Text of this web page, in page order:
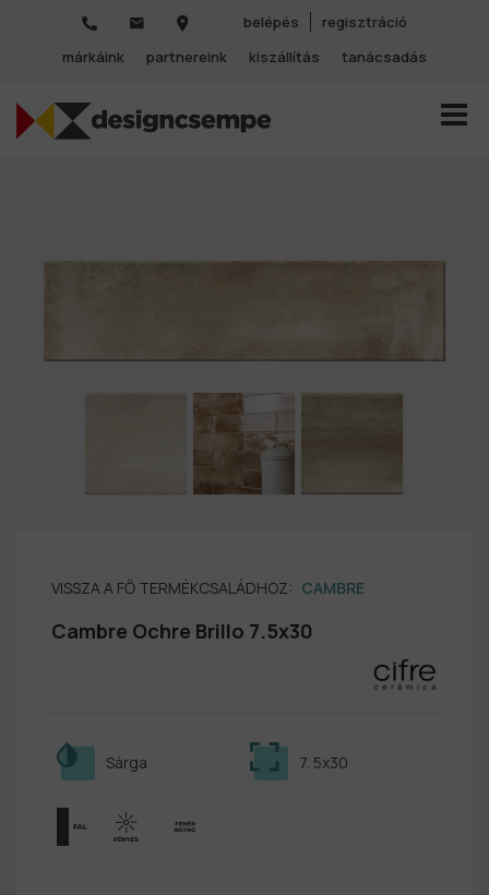
belépés
regisztráció
márkáink
partnereink kiszállítás tanácsadás
VISSZA A FŐ TERMÉKCSALÁDHOZ: CAMBRE
Cambre Ochre Brillo 7.5x30
7. 5x30
Sárga